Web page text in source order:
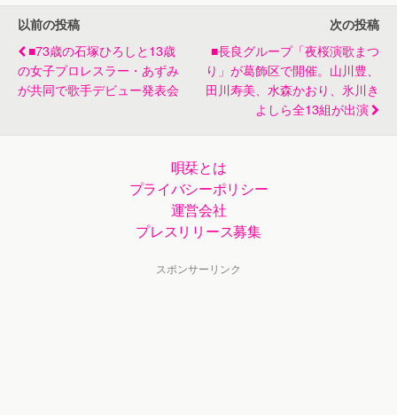
ズ第１弾と
して「ボル
ダリング」
に初挑戦
郎が「まだ
５年 これ
からだ 走
裕介」とい
う題字をプ
レゼント。
以前の投稿
■73歳の石塚ひろしと13歳
の女子プロレスラー・あずみ
が共同で歌手デビュー発表会
次の投稿
■長良グループ「夜桜演歌まつ
り」が葛飾区で開催。山川豊、
田川寿美、水森かおり、氷川き
よしら全13組が出演
唄栞とは
プライバシーポリシー
運営会社
プレスリリース募集
スポンサーリンク